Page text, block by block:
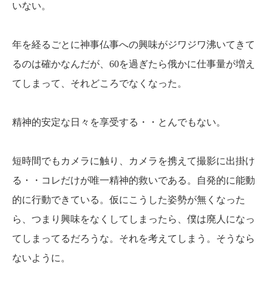
いない。
年を経るごとに神事仏事への興味がジワジワ沸いてきて
るのは確かなんだが、60を過ぎたら俄かに仕事量が増え
てしまって、それどころでなくなった。
精神的安定な日々を享受する・・とんでもない。
短時間でもカメラに触り、カメラを携えて撮影に出掛け
る・・コレだけが唯一精神的救いである。自発的に能動
的に行動できている。仮にこうした姿勢が無くなった
ら、つまり興味をなくしてしまったら、僕は廃人になっ
てしまってるだろうな。それを考えてしまう。そうなら
ないように。